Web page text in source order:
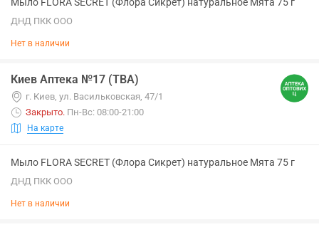
ДНД ПКК ООО
Нет в наличии
Киев Аптека №17 (ТВА)
г. Киев, ул. Васильковская, 47/1
Закрыто. Пн-Вс: 08:00-21:00
На карте
Мыло FLORA SECRET (Флора Сикрет) натуральное Мята 75 г
ДНД ПКК ООО
Нет в наличии